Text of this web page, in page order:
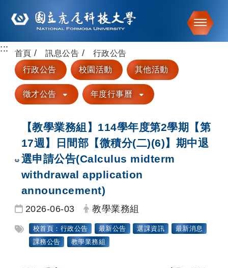
跳到主要內容
::: 首頁 訊息公告
行政公告
行政公告
校園活動 其他活動
徵才公告 年度行事曆
【教學業務組】114學年度第2學期【第
17週】日間部【微積分(二)(6)】期中退
選申請公告(Calculus midterm
withdrawal application
announcement)
日期：
2026-06-03 發布者：
教學業務組
標籤：
校首頁：行政公告 最新公告 選課資訊
最新消息
課務公告
教學業務組